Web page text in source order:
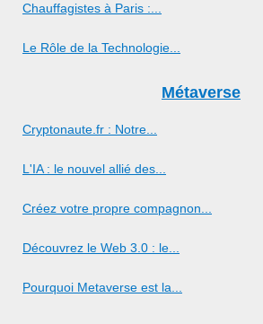
Chauffagistes à Paris :...
Le Rôle de la Technologie...
Métaverse
Cryptonaute.fr : Notre...
L'IA : le nouvel allié des...
Créez votre propre compagnon...
Découvrez le Web 3.0 : le...
Pourquoi Metaverse est la...